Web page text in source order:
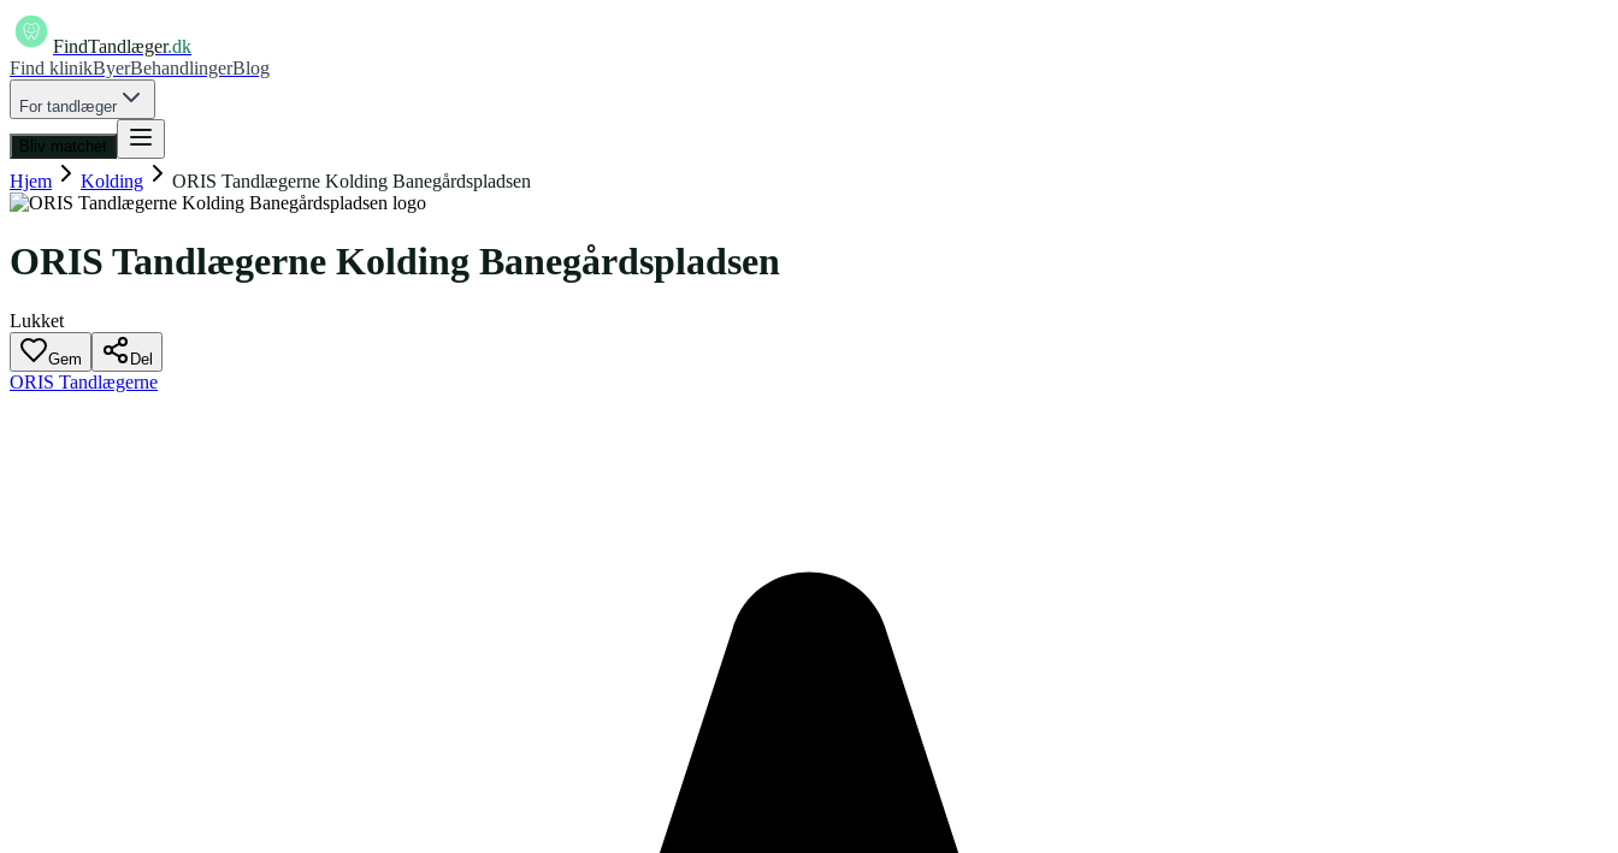
FindTandlæger.dk
Find klinikByerBehandlingerBlog
For tandlæger
Bliv matchet
Hjem Kolding ORIS Tandlægerne Kolding Banegårdspladsen
ORIS Tandlægerne Kolding Banegårdspladsen
Lukket
Gem Del
ORIS Tandlægerne